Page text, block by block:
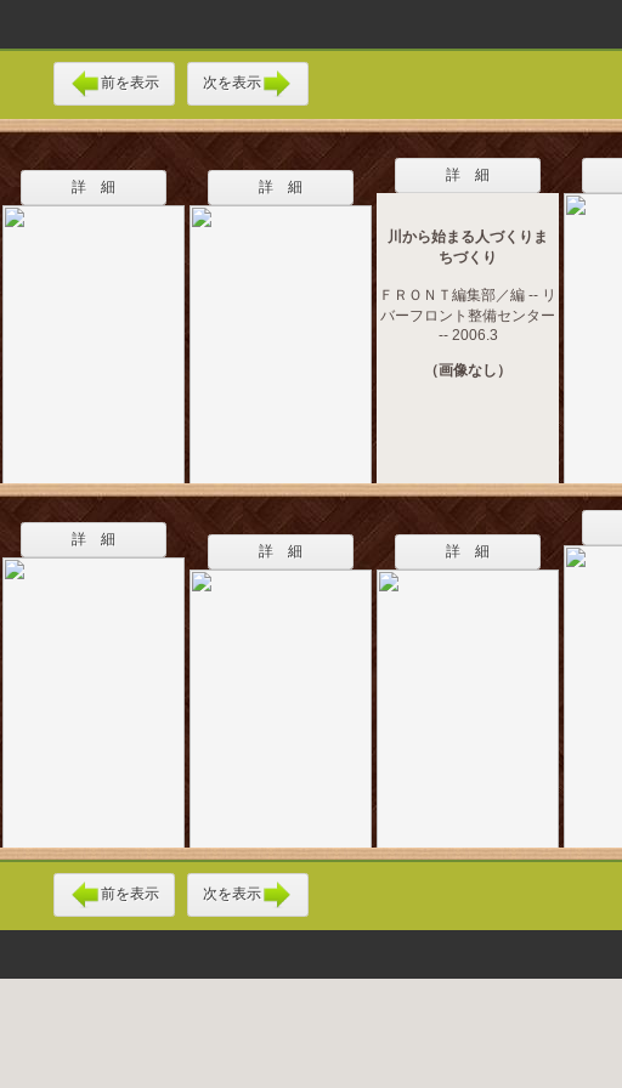
前を表示 次を表示
詳 細 詳 細
詳 細
川から始まる人づくりま
ちづくり
ＦＲＯＮＴ編集部／編 -- リ
バーフロント整備センター
-- 2006.3
（画像なし）
詳 細
詳 細 詳 細
前を表示 次を表示